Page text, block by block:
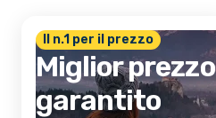
Il n.1 per il prezzo
Miglior prezzo
garantito